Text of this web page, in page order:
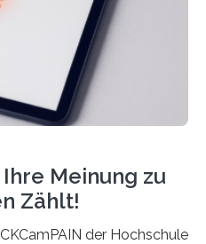
Meinung zu
Zählt!
der Hochschule